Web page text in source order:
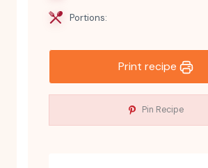
Portions:
Print recipe
Pin Recipe